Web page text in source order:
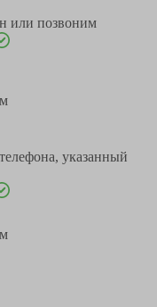
или позвоним
указанный